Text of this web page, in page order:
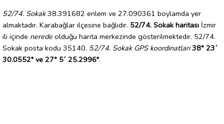
52/74. Sokak38.391682 enlem ve 27.090361 boylamda yer
almaktadır. Karabağlar ilçesine bağlıdır. 52/74. Sokak haritası İzmir
ili içinde nerede olduğu harita merkezinde gösterilmektedir. 52/74.
Sokak posta kodu 35140. 52/74. Sokak GPS koordinatları 38° 23´
30.0552" ve 27° 5´ 25.2996".